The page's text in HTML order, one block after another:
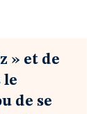
» et de
le
de se